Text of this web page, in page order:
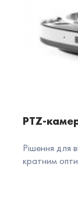
PTZ-
Рішення для
кратним